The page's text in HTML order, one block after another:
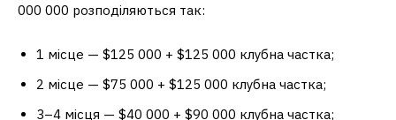
000 000 розподіляються так:
1 місце — $125 000 + $125 000 клубна частка;
2 місце — $75 000 + $125 000 клубна частка;
3–4 місця — $40 000 + $90 000 клубна частка;